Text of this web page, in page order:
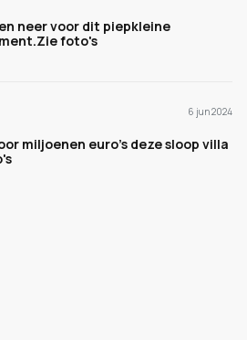
neer voor dit piepkleine
foto's
6 jun 2024
miljoenen euro's deze sloop villa